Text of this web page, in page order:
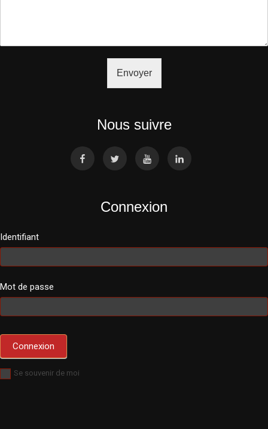
Envoyer
Nous suivre
Connexion
Identifiant
Mot de passe
Se souvenir de moi